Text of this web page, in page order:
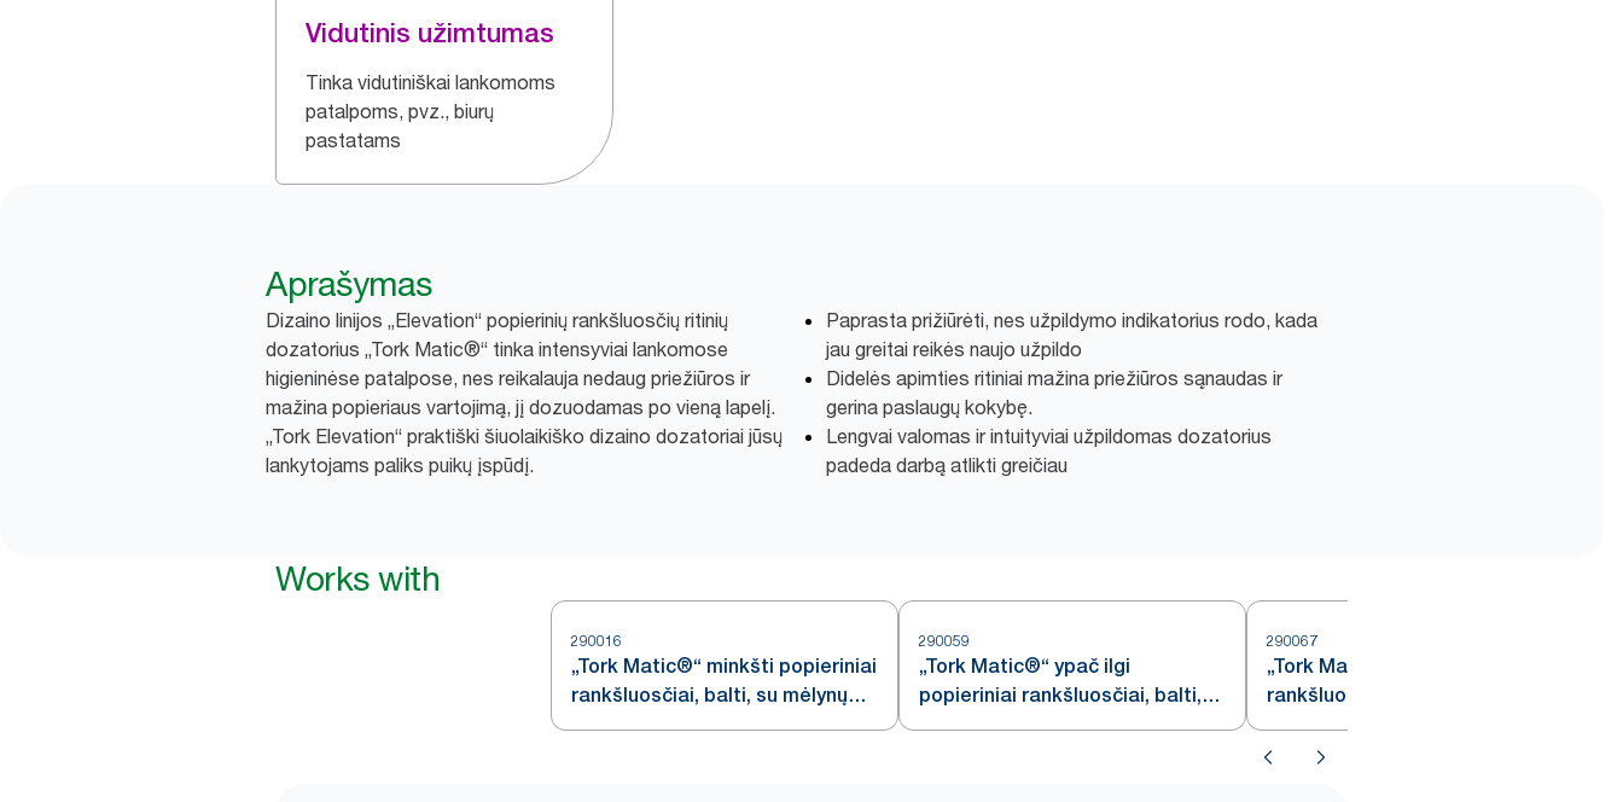
Vidutinis užimtumas
Tinka vidutiniškai lankomoms
patalpoms, pvz., biurų
pastatams
Aprašymas
Dizaino linijos „Elevation“ popierinių rankšluosčių ritinių
dozatorius „Tork Matic®“ tinka intensyviai lankomose
higieninėse patalpose, nes reikalauja nedaug priežiūros ir
mažina popieriaus vartojimą, jį dozuodamas po vieną lapelį.
„Tork Elevation“ praktiški šiuolaikiško dizaino dozatoriai jūsų
lankytojams paliks puikų įspūdį.
Paprasta prižiūrėti, nes užpildymo indikatorius rodo, kada
jau greitai reikės naujo užpildo
Didelės apimties ritiniai mažina priežiūros sąnaudas ir
gerina paslaugų kokybę.
Lengvai valomas ir intuityviai užpildomas dozatorius
padeda darbą atlikti greičiau
Works with
290016
„Tork Matic®“ minkšti popieriniai
rankšluosčiai, balti, su mėlynų
lapų raštu, H1
290059
„Tork Matic®“ ypač ilgi
popieriniai rankšluosčiai, balti,
H1
290067
„Tork Matic®“ minkšti popieriniai
rankšluosčiai, balti su pilkos
spalvos lapelių raštu, H1